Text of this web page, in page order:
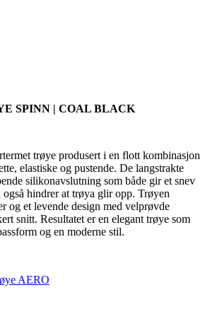
SPINN | COAL BLACK
trøye produsert i en flott kombinasjon
elastiske og pustende. De langstrakte
silikonavslutning som både gir et snev
også hindrer at trøya glir opp. Trøyen
og et levende design med velprøvde
snitt. Resultatet er en elegant trøye som
og en moderne stil.
AERO